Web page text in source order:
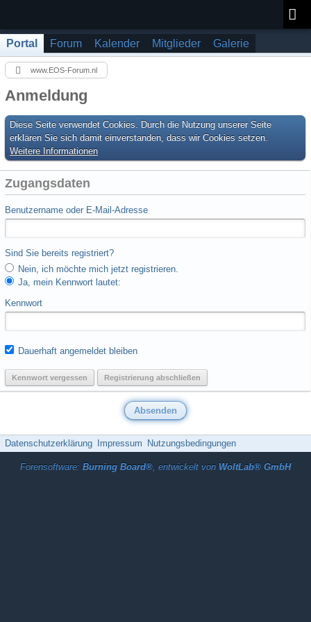
Portal Forum Kalender Mitglieder Galerie
www.EOS-Forum.nl
Anmeldung
Diese Seite verwendet Cookies. Durch die Nutzung unserer Seite
erklären Sie sich damit einverstanden, dass wir Cookies setzen.
Weitere Informationen
Zugangsdaten
Benutzername oder E-Mail-Adresse
Sind Sie bereits registriert?
Nein, ich möchte mich jetzt registrieren.
Ja, mein Kennwort lautet:
Kennwort
Dauerhaft angemeldet bleiben
Kennwort vergessen Registrierung abschließen
Datenschutzerklärung Impressum Nutzungsbedingungen
Forensoftware: Burning Board®, entwickelt von WoltLab® GmbH